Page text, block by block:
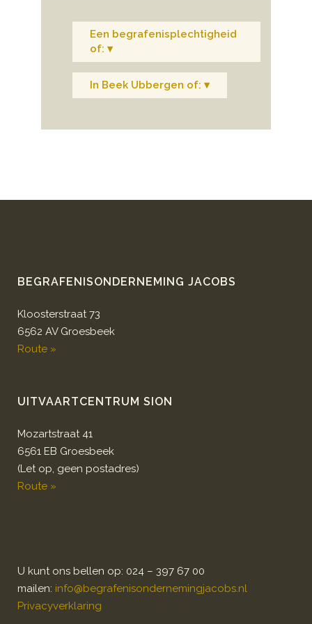
Een begrafenisplechtigheid
of: ▾
In Beek Ubbergen of: ▾
BEGRAFENISONDERNEMING JACOBS
Kloosterstraat 73
6562 AV Groesbeek
Route »
UITVAARTCENTRUM SION
Mozartstraat 41
6561 EB Groesbeek
(Let op, geen postadres)
Route »
U kunt ons bellen op: 024 – 397 67 00
mailen: info@begrafenisondernemingjacobs.nl
Privacyverklaring